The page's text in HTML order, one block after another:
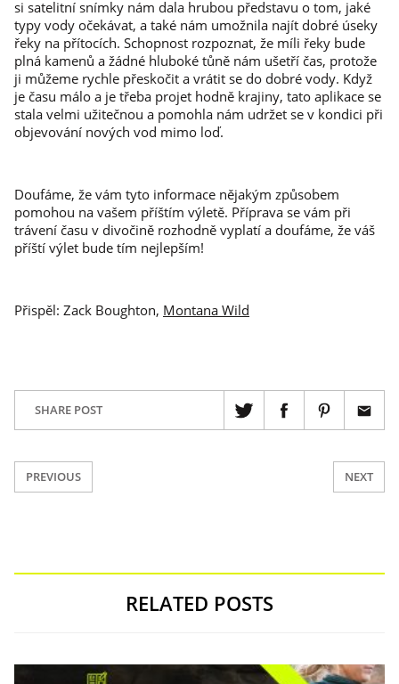
si satelitní snímky nám dala hrubou představu o tom, jaké
typy vody očekávat, a také nám umožnila najít dobré úseky
řeky na přítocích. Schopnost rozpoznat, že míli řeky bude
plná kamenů a žádné hluboké tůně nám ušetří čas, protože
ji můžeme rychle přeskočit a vrátit se do dobré vody. Když
je času málo a je třeba projet hodně krajiny, tato aplikace se
stala velmi užitečnou a pomohla nám udržet se v kondici při
objevování nových vod mimo loď.
Doufáme, že vám tyto informace nějakým způsobem
pomohou na vašem příštím výletě. Příprava se vám při
trávení času v divočině rozhodně vyplatí a doufáme, že váš
příští výlet bude tím nejlepším!
Přispěl: Zack Boughton, Montana Wild
SHARE POST
PREVIOUS NEXT
RELATED POSTS